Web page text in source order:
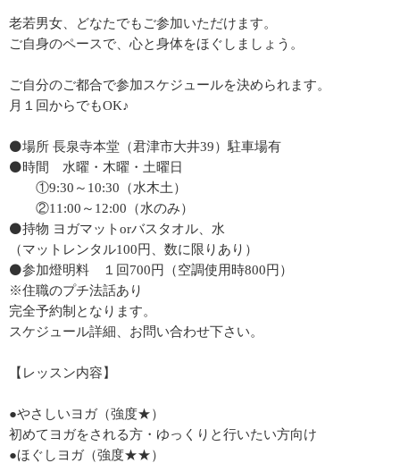
老若男女、どなたでもご参加いただけます。
ご自身のペースで、心と身体をほぐしましょう。
ご自分のご都合で参加スケジュールを決められます。
月１回からでもOK♪
⚫場所 長泉寺本堂（君津市大井39）駐車場有
⚫時間 水曜・木曜・土曜日
①9:30～10:30（水木土）
②11:00～12:00（水のみ）
⚫持物 ヨガマットorバスタオル、水
（マットレンタル100円、数に限りあり）
⚫参加燈明料 １回700円（空調使用時800円）
※住職のプチ法話あり
完全予約制となります。
スケジュール詳細、お問い合わせ下さい。
【レッスン内容】
●やさしいヨガ（強度★）
初めてヨガをされる方・ゆっくりと行いたい方向け
●ほぐしヨガ（強度★★）